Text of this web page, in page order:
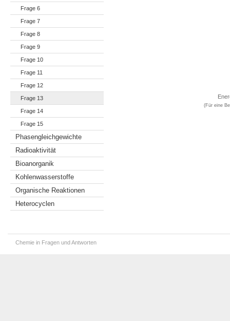
Frage 6
Frage 7
Frage 8
Frage 9
Frage 10
Frage 11
Frage 12
Frage 13
Frage 14
Frage 15
Phasengleichgewichte
Radioaktivität
Bioanorganik
Kohlenwasserstoffe
Organische Reaktionen
Heterocyclen
(Für eine Benennung der
Chemie in Fragen und Antworten